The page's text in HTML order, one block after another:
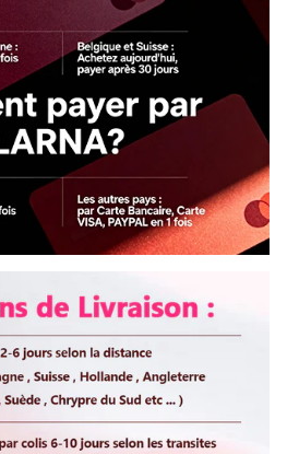
jours, il n'y a pas de
livraison pendant weekend. Si le
colis envoyé depuis de la Chine,
délai de livraison environs
12jours, il n'y a pas de livraison
pendant weekend.
Plus de 3 ans
Ajustable
pour mariage ou événement
spécial
livré avec un coffret cadeau